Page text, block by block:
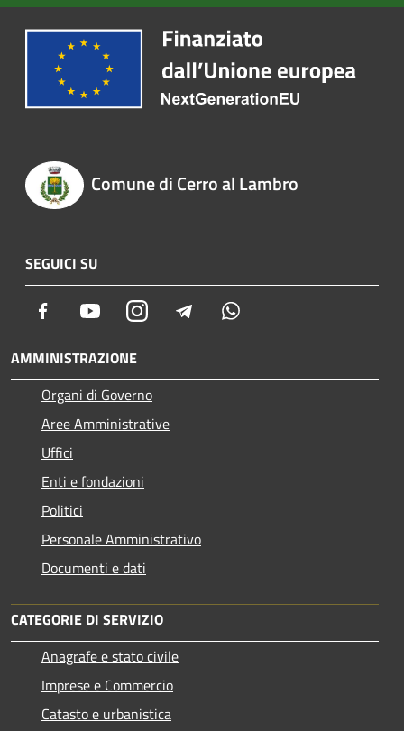
Comune di Cerro al Lambro
SEGUICI SU
Facebook YoutubeInstagram Telegram
AMMINISTRAZIONE
Organi di Governo
Aree Amministrative
Uffici
Enti e fondazioni
Politici
Personale Amministrativo
Documenti e dati
CATEGORIE DI SERVIZIO
Anagrafe e stato civile
Imprese e Commercio
Catasto e urbanistica